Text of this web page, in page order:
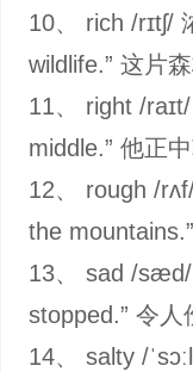
10、 rich /rɪtʃ/
wildlife.” 这片
11、 right /
middle.” 他正中
12、 rough /
the
13、 sad /
stopped.” 令人
14、 salty /